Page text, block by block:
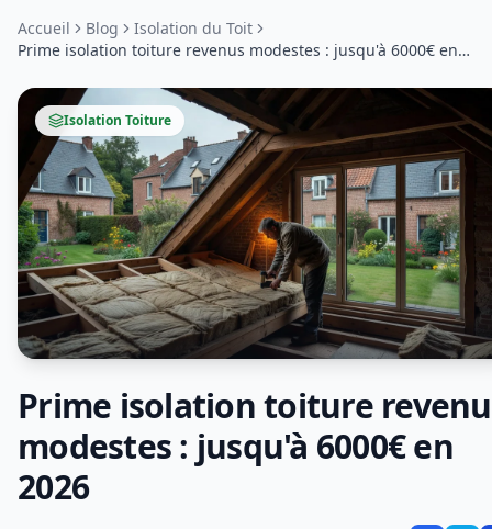
Accueil Blog
Isolation du Toit
Prime isolation toiture revenus modestes : jusqu'à 6000€ en
Isolation Toiture
Prime isolation toiture
modestes : jusqu'à 6000€ en
2026